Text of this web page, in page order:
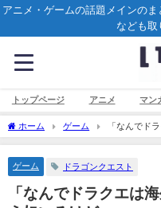
アニメ・ゲームの話題メインの
なども取
トップページ アニメ マン
ホーム ゲーム
「なんでド
ど
ゲーム ドラゴンクエスト
「なんでドラクエは